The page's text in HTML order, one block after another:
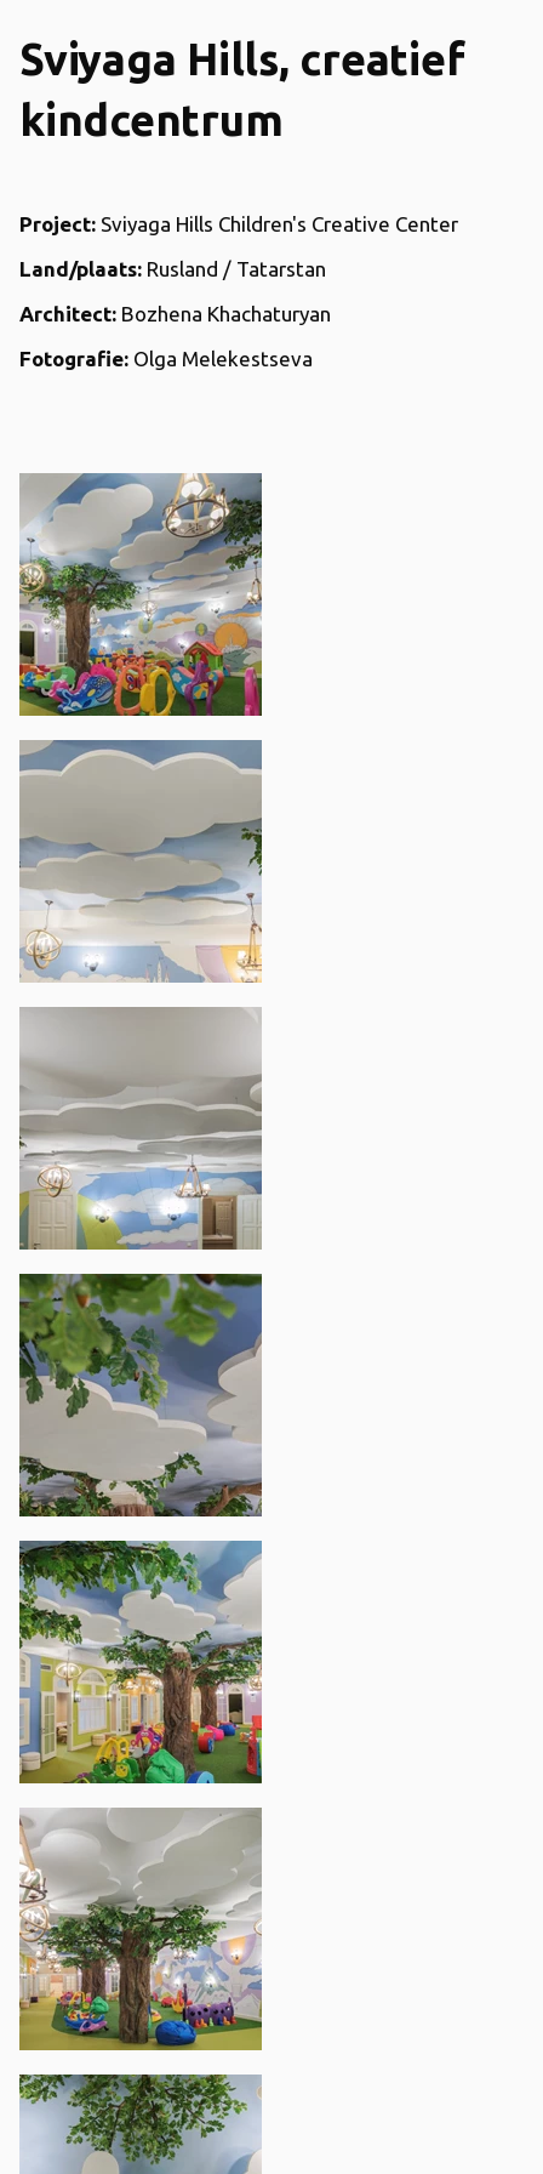
Sviyaga Hills, creatief
kindcentrum
Project: Sviyaga Hills Children's Creative Center
Land/plaats: Rusland / Tatarstan
Architect: Bozhena Khachaturyan
Fotografie: Olga Melekestseva